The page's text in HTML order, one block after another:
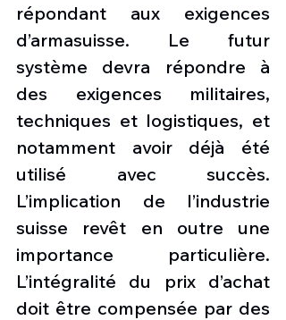
répondant aux exigences
d’armasuisse. Le futur
système devra répondre à
des exigences militaires,
techniques et logistiques, et
notamment avoir déjà été
utilisé avec succès.
L’implication de l’industrie
suisse revêt en outre une
importance particulière.
L’intégralité du prix d’achat
doit être compensée par des